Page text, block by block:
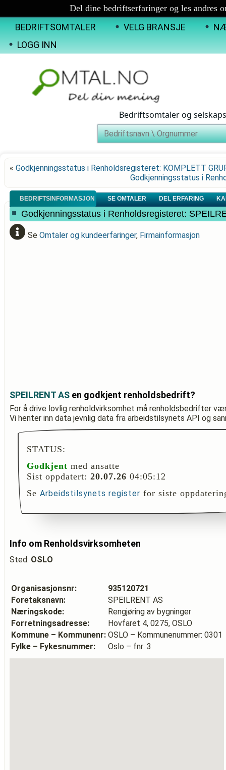
Del dine bedriftserfaringer og les andres
BEDRIFTSOMTALER VELG BRANSJE
LOGG INN
Bedriftsomtaler og
« Godkjenningsstatus i Renholdsregisteret: KOMPLETT
Godkjenningsstatus i
BEDRIFTSINFORMASJON SE OMTALER DEL ERFARING
Godkjenningsstatus i Renholdsregisteret:
Se Omtaler og kundeerfaringer, Firmainformasjon
SPEILRENT AS en godkjent renholdsbedrift?
For å drive lovlig renholdvirksomhet må renholdsbedrifter
Vi henter inn data jevnlig data fra arbeidstilsynets API og
STATUS:
Godkjent med ansatte
Sist oppdatert: 20.07.26 04:05:12
Se Arbeidstilsynets register for siste
Info om Renholdsvirksomheten
Sted: OSLO
Organisasjonsnr:
935120721
Foretaksnavn:
SPEILRENT AS
Næringskode:
Rengjøring av bygninger
Forretningsadresse:
Hovfaret 4, 0275, OSLO
Kommune – Kommunenr: OSLO – Kommunenummer: 0301
Fylke – Fykesnummer:
Oslo – fnr: 3